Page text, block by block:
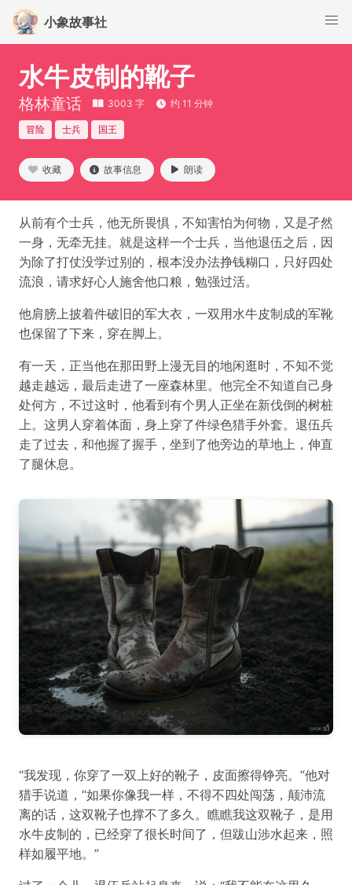
小象故事社
水牛皮制的靴子
格林童话 3003 字 约 11 分钟
冒险 士兵 国王
收藏 故事信息 朗读
从前有个士兵，他无所畏惧，不知害怕为何物，又是孑然
一身，无牵无挂。就是这样一个士兵，当他退伍之后，因
为除了打仗没学过别的，根本没办法挣钱糊口，只好四处
流浪，请求好心人施舍他口粮，勉强过活。
他肩膀上披着件破旧的军大衣，一双用水牛皮制成的军靴
也保留了下来，穿在脚上。
有一天，正当他在那田野上漫无目的地闲逛时，不知不觉
越走越远，最后走进了一座森林里。他完全不知道自己身
处何方，不过这时，他看到有个男人正坐在新伐倒的树桩
上。这男人穿着体面，身上穿了件绿色猎手外套。退伍兵
走了过去，和他握了握手，坐到了他旁边的草地上，伸直
了腿休息。
“我发现，你穿了一双上好的靴子，皮面擦得铮亮。”他对
猎手说道，“如果你像我一样，不得不四处闯荡，颠沛流
离的话，这双靴子也撑不了多久。瞧瞧我这双靴子，是用
水牛皮制的，已经穿了很长时间了，但跋山涉水起来，照
样如履平地。”